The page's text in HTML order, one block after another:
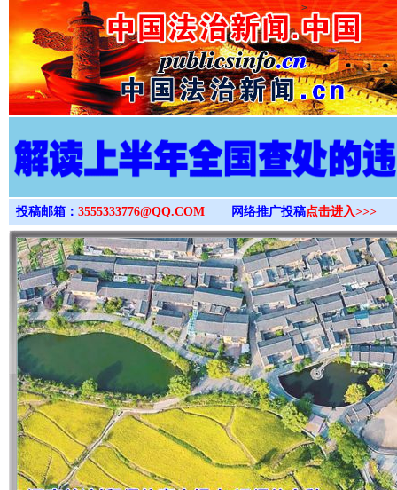
>
投稿邮箱： 3555333776@QQ.COM 网络推广投稿点击进入>>>